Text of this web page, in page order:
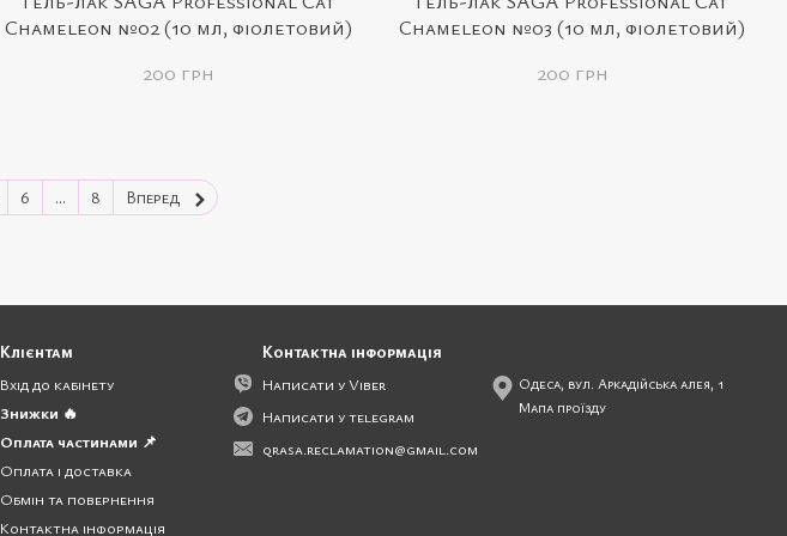
Chameleon №02 (10 мл, фіолетовий)
200 грн
Chameleon №03 (10 мл, фіолетовий)
200 грн
6 ... 8 Вперед
Клієнтам
Вхід до кабінету
Знижки 🔥
Оплата частинами 📌
Оплата і доставка
Обмін та повернення
Контактна інформація
Контактна інформація
Написати у Viber
Написати у telegram
qrasa.reclamation@gmail.com
Одеса, вул. Аркадійська алея, 1
Мапа проїзду